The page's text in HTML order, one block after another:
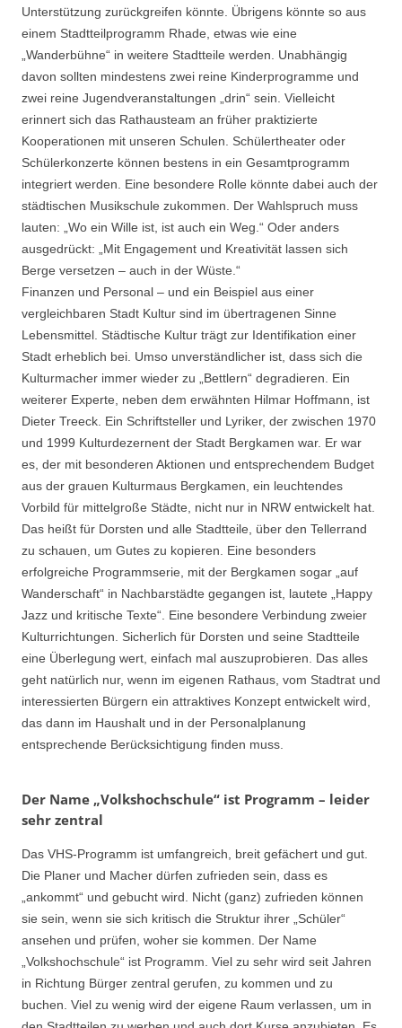
Unterstützung zurückgreifen könnte. Übrigens könnte so aus
einem Stadtteilprogramm Rhade, etwas wie eine
„Wanderbühne“ in weitere Stadtteile werden. Unabhängig
davon sollten mindestens zwei reine Kinderprogramme und
zwei reine Jugendveranstaltungen „drin“ sein. Vielleicht
erinnert sich das Rathausteam an früher praktizierte
Kooperationen mit unseren Schulen. Schülertheater oder
Schülerkonzerte können bestens in ein Gesamtprogramm
integriert werden. Eine besondere Rolle könnte dabei auch der
städtischen Musikschule zukommen. Der Wahlspruch muss
lauten: „Wo ein Wille ist, ist auch ein Weg.“ Oder anders
ausgedrückt: „Mit Engagement und Kreativität lassen sich
Berge versetzen – auch in der Wüste.“
Finanzen und Personal – und ein Beispiel aus einer
vergleichbaren Stadt Kultur sind im übertragenen Sinne
Lebensmittel. Städtische Kultur trägt zur Identifikation einer
Stadt erheblich bei. Umso unverständlicher ist, dass sich die
Kulturmacher immer wieder zu „Bettlern“ degradieren. Ein
weiterer Experte, neben dem erwähnten Hilmar Hoffmann, ist
Dieter Treeck. Ein Schriftsteller und Lyriker, der zwischen 1970
und 1999 Kulturdezernent der Stadt Bergkamen war. Er war
es, der mit besonderen Aktionen und entsprechendem Budget
aus der grauen Kulturmaus Bergkamen, ein leuchtendes
Vorbild für mittelgroße Städte, nicht nur in NRW entwickelt hat.
Das heißt für Dorsten und alle Stadtteile, über den Tellerrand
zu schauen, um Gutes zu kopieren. Eine besonders
erfolgreiche Programmserie, mit der Bergkamen sogar „auf
Wanderschaft“ in Nachbarstädte gegangen ist, lautete „Happy
Jazz und kritische Texte“. Eine besondere Verbindung zweier
Kulturrichtungen. Sicherlich für Dorsten und seine Stadtteile
eine Überlegung wert, einfach mal auszuprobieren. Das alles
geht natürlich nur, wenn im eigenen Rathaus, vom Stadtrat und
interessierten Bürgern ein attraktives Konzept entwickelt wird,
das dann im Haushalt und in der Personalplanung
entsprechende Berücksichtigung finden muss.
Der Name „Volkshochschule“ ist Programm – leider
sehr zentral
Das VHS-Programm ist umfangreich, breit gefächert und gut.
Die Planer und Macher dürfen zufrieden sein, dass es
„ankommt“ und gebucht wird. Nicht (ganz) zufrieden können
sie sein, wenn sie sich kritisch die Struktur ihrer „Schüler“
ansehen und prüfen, woher sie kommen. Der Name
„Volkshochschule“ ist Programm. Viel zu sehr wird seit Jahren
in Richtung Bürger zentral gerufen, zu kommen und zu
buchen. Viel zu wenig wird der eigene Raum verlassen, um in